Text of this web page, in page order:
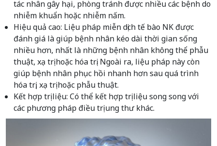
tác nhân gây hại, phòng tránh được nhiều các bệnh do
nhiễm khuẩn hoặc nhiễm nấm.
Hiệu quả cao: Liệu pháp miễn dịch tế bào NK được
đánh giá là giúp bệnh nhân kéo dài thời gian sống
nhiều hơn, nhất là những bệnh nhân không thể phẫu
thuật, xạ trị hoặc hóa trị. Ngoài ra, liệu pháp này còn
giúp bệnh nhân phục hồi nhanh hơn sau quá trình
hóa trị, xạ trị hoặc phẫu thuật.
Kết hợp trị liệu: Có thể kết hợp trị liệu song song với
các phương pháp điều trị ung thư khác.